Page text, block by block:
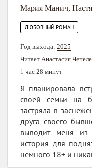
Мария Манич,
ЛЮБОВНЫЙ РОМАН
Год выхода: 2025
Читает Анастасия
1 час 28 минут
Я планировала
своей семьи на
застряла в
друга своего
выводит меня из
история для
немного 18+ и